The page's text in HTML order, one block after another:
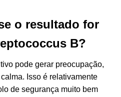
o resultado for
B?
pode gerar preocupação,
Isso é relativamente
de segurança muito bem